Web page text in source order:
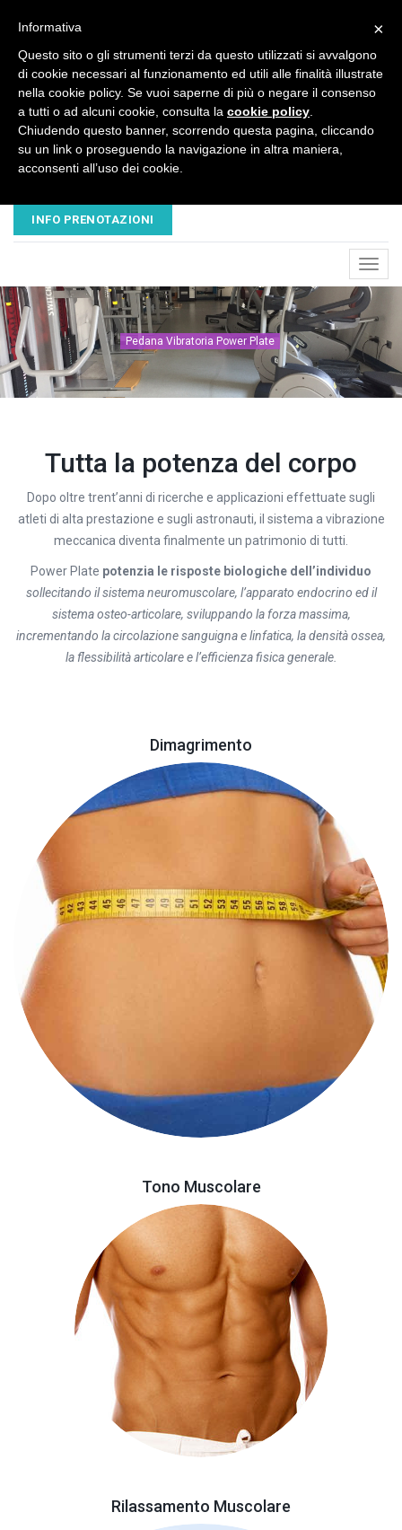
EMAIL
INFO PRENOTAZIONI
Pedana Vibratoria Power Plate
Tutta la potenza del corpo
Dopo oltre trent’anni di ricerche e applicazioni effettuate sugli
atleti di alta prestazione e sugli astronauti, il sistema a vibrazione
meccanica diventa finalmente un patrimonio di tutti.
Power Plate potenzia le risposte biologiche dell’individuo
sollecitando il sistema neuromuscolare, l’apparato endocrino ed il
sistema osteo-articolare, sviluppando la forza massima,
incrementando la circolazione sanguigna e linfatica, la densità ossea,
la flessibilità articolare e l’efficienza fisica generale.
Dimagrimento
Tono Muscolare
Rilassamento Muscolare
×
Informativa
Questo sito o gli strumenti terzi da questo utilizzati si avvalgono
di cookie necessari al funzionamento ed utili alle finalità illustrate
nella cookie policy. Se vuoi saperne di più o negare il consenso
a tutti o ad alcuni cookie, consulta la cookie policy
Chiudendo questo banner, scorrendo questa pagina, cliccando
su un link o proseguendo la navigazione in altra maniera,
acconsenti all’uso dei cookie.